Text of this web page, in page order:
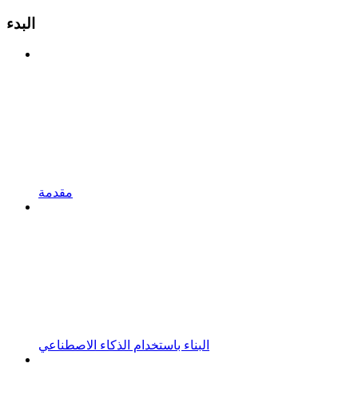
البدء
مقدمة
البناء باستخدام الذكاء الاصطناعي